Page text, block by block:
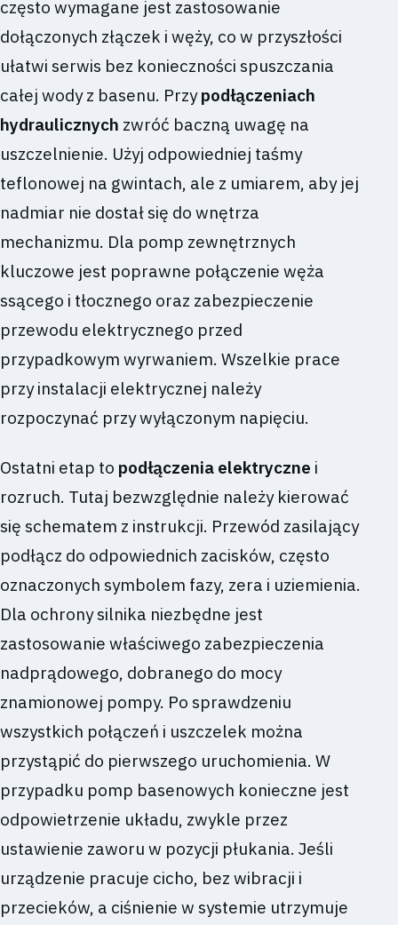
często wymagane jest zastosowanie
dołączonych złączek i węży, co w przyszłości
ułatwi serwis bez konieczności spuszczania
całej wody z basenu. Przypodłączeniach
hydraulicznych zwróć baczną uwagę na
uszczelnienie. Użyj odpowiedniej taśmy
teflonowej na gwintach, ale z umiarem, aby jej
nadmiar nie dostał się do wnętrza
mechanizmu. Dla pomp zewnętrznych
kluczowe jest poprawne połączenie węża
ssącego i tłocznego oraz zabezpieczenie
przewodu elektrycznego przed
przypadkowym wyrwaniem. Wszelkie prace
przy instalacji elektrycznej należy
rozpoczynać przy wyłączonym napięciu.
Ostatni etap to podłączenia elektryczne i
rozruch. Tutaj bezwzględnie należy kierować
się schematem z instrukcji. Przewód zasilający
podłącz do odpowiednich zacisków, często
oznaczonych symbolem fazy, zera i uziemienia.
Dla ochrony silnika niezbędne jest
zastosowanie właściwego zabezpieczenia
nadprądowego, dobranego do mocy
znamionowej pompy. Po sprawdzeniu
wszystkich połączeń i uszczelek można
przystąpić do pierwszego uruchomienia. W
przypadku pomp basenowych konieczne jest
odpowietrzenie układu, zwykle przez
ustawienie zaworu w pozycji płukania. Jeśli
urządzenie pracuje cicho, bez wibracji i
przecieków, a ciśnienie w systemie utrzymuje